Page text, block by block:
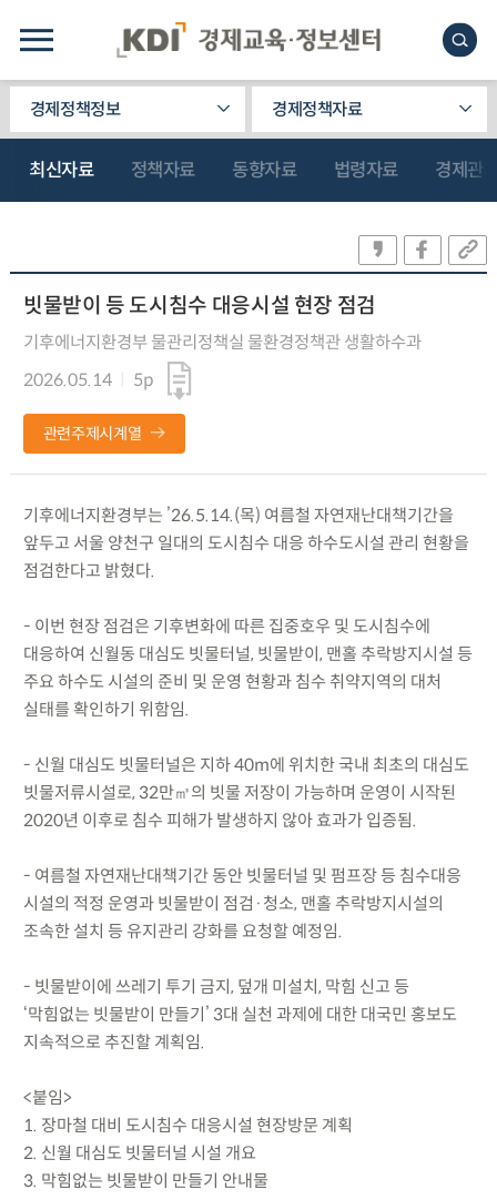
경제정책정보 경제정책자료
최신자료 정책자료 동향자료 법령자료 경제관
빗물받이 등 도시침수 대응시설 현장 점검
기후에너지환경부 물관리정책실 물환경정책관 생활하수과
2026.05.14
5p
관련주제시계열
기후에너지환경부는 ’26.5.14.(목) 여름철 자연재난대책기간을
앞두고 서울 양천구 일대의 도시침수 대응 하수도시설 관리 현황을
점검한다고 밝혔다.
- 이번 현장 점검은 기후변화에 따른 집중호우 및 도시침수에
대응하여 신월동 대심도 빗물터널, 빗물받이, 맨홀 추락방지시설 등
주요 하수도 시설의 준비 및 운영 현황과 침수 취약지역의 대처
실태를 확인하기 위함임.
- 신월 대심도 빗물터널은 지하 40m에 위치한 국내 최초의 대심도
빗물저류시설로, 32만㎥의 빗물 저장이 가능하며 운영이 시작된
2020년 이후로 침수 피해가 발생하지 않아 효과가 입증됨.
- 여름철 자연재난대책기간 동안 빗물터널 및 펌프장 등 침수대응
시설의 적정 운영과 빗물받이 점검·청소, 맨홀 추락방지시설의
조속한 설치 등 유지관리 강화를 요청할 예정임.
- 빗물받이에 쓰레기 투기 금지, 덮개 미설치, 막힘 신고 등
‘막힘없는 빗물받이 만들기’ 3대 실천 과제에 대한 대국민 홍보도
지속적으로 추진할 계획임.
<붙임>
1. 장마철 대비 도시침수 대응시설 현장방문 계획
2. 신월 대심도 빗물터널 시설 개요
3. 막힘없는 빗물받이 만들기 안내물